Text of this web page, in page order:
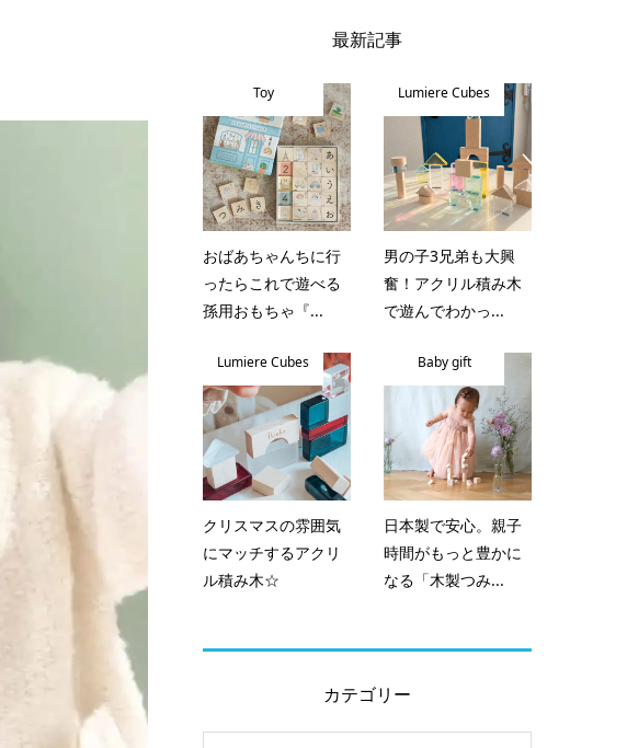
最新記事
Toy
おばあちゃんちに行
ったらこれで遊べる
孫用おもちゃ『...
Lumiere Cubes
男の子3兄弟も大興
奮！アクリル積み木
で遊んでわかっ...
Lumiere Cubes
クリスマスの雰囲気
にマッチするアクリ
ル積み木☆
Baby gift
日本製で安心。親子
時間がもっと豊かに
なる「木製つみ...
カテゴリー